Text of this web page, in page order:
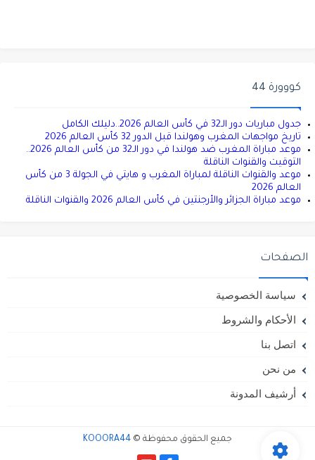
كووورة 44
جدول مباريات دور الـ32 في كأس العالم 2026..دليلك الكامل
تاريخ مواجهات المغرب وهولندا قبل الدور 32 كأس العالم 2026
موعد مباراة المغرب ضد هولندا في دور الـ32 من كأس العالم 2026..
التوقيت والقنوات الناقلة
موعد والقنوات الناقلة لمباراة المغرب و هايتي في الجولة 3 من كأس
العالم 2026
موعد مباراة الجزائر والأرجنتين في كأس العالم 2026 والقنوات الناقلة
الصفحات
سياسة الخصوصية
الأحكام والشروط
اتصل بنا
من نحن
أرشيف المدونة
جميع الحقوق محفوظة © KOOORA44